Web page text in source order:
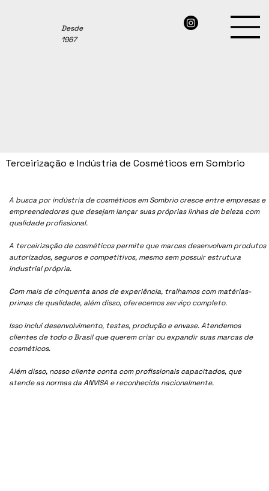
Desde
1967
A busca por indústria de cosméticos em Sombrio cresce entre empresas e
empreendedores que desejam lançar suas próprias linhas de beleza com
qualidade profissional.
A terceirização de cosméticos permite que marcas desenvolvam produtos
autorizados, seguros e competitivos, mesmo sem possuir estrutura
industrial própria.
Com mais de cinquenta anos de experiência, tralhamos com matérias-
primas de qualidade, além disso, oferecemos serviço completo.
Isso inclui desenvolvimento, testes, produção e envase. Atendemos
clientes de todo o Brasil que querem criar ou expandir suas marcas de
cosméticos.
Além disso, nosso cliente conta com profissionais capacitados, que
atende as normas da ANVISA e reconhecida nacionalmente.
Terceirização e Indústria de Cosméticos em Sombrio